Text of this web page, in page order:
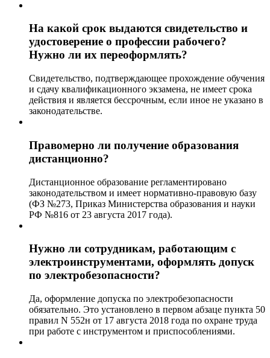
На какой срок выдаются свидетельство и
удостоверение о профессии рабочего?
Нужно ли их переоформлять?
Свидетельство, подтверждающее прохождение обучения
и сдачу квалификационного экзамена, не имеет срока
действия и является бессрочным, если иное не указано в
законодательстве.
Правомерно ли получение образования
дистанционно?
Дистанционное образование регламентировано
законодательством и имеет нормативно-правовую базу
(ФЗ №273, Приказ Министерства образования и науки
РФ №816 от 23 августа 2017 года).
Нужно ли сотрудникам, работающим с
электроинструментами, оформлять допуск
по электробезопасности?
Да, оформление допуска по электробезопасности
обязательно. Это установлено в первом абзаце пункта 50
правил N 552н от 17 августа 2018 года по охране труда
при работе с инструментом и приспособлениями.